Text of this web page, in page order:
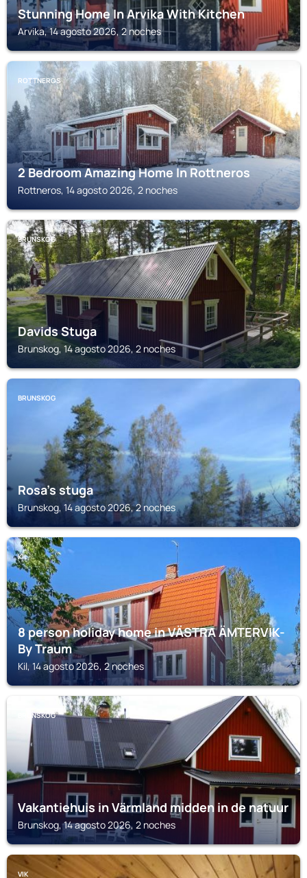
Stunning Home In Arvika With Kitchen
Arvika, 14 agosto 2026, 2 noches
ROTTNEROS
2 Bedroom Amazing Home In Rottneros
Rottneros, 14 agosto 2026, 2 noches
BRUNSKOG
Davids Stuga
Brunskog, 14 agosto 2026, 2 noches
BRUNSKOG
Rosa's stuga
Brunskog, 14 agosto 2026, 2 noches
KIL
8 person holiday home in VÄSTRA ÄMTERVIK-
By Traum
Kil, 14 agosto 2026, 2 noches
BRUNSKOG
Vakantiehuis in Värmland midden in de natuur
Brunskog, 14 agosto 2026, 2 noches
VIK